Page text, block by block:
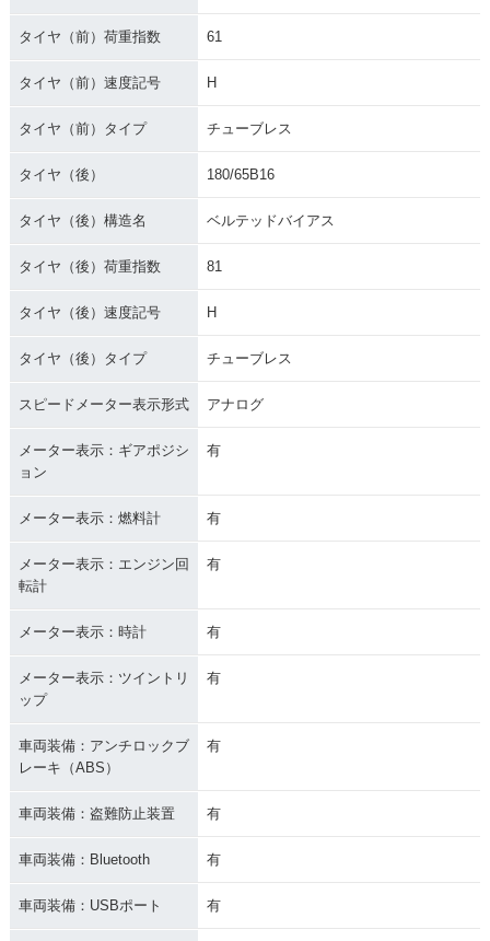
タイヤ（前）荷重指数 61
タイヤ（前）速度記号 H
タイヤ（前）タイプ チューブレス
タイヤ（後） 180/65B16
タイヤ（後）構造名 ベルテッドバイアス
タイヤ（後）荷重指数 81
タイヤ（後）速度記号 H
タイヤ（後）タイプ チューブレス
スピードメーター表示形式 アナログ
メーター表示：ギアポジシ
ョン
有
メーター表示：燃料計 有
メーター表示：エンジン回
転計
有
メーター表示：時計 有
メーター表示：ツイントリ
ップ
有
車両装備：アンチロックブ
レーキ（ABS）
有
車両装備：盗難防止装置 有
車両装備：Bluetooth 有
車両装備：USBポート 有